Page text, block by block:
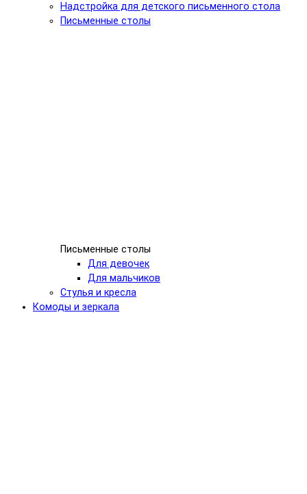
Надстройка для детского письменного стола
Письменные столы
Письменные столы
Для девочек
Для мальчиков
Стулья и кресла
Комоды и зеркала